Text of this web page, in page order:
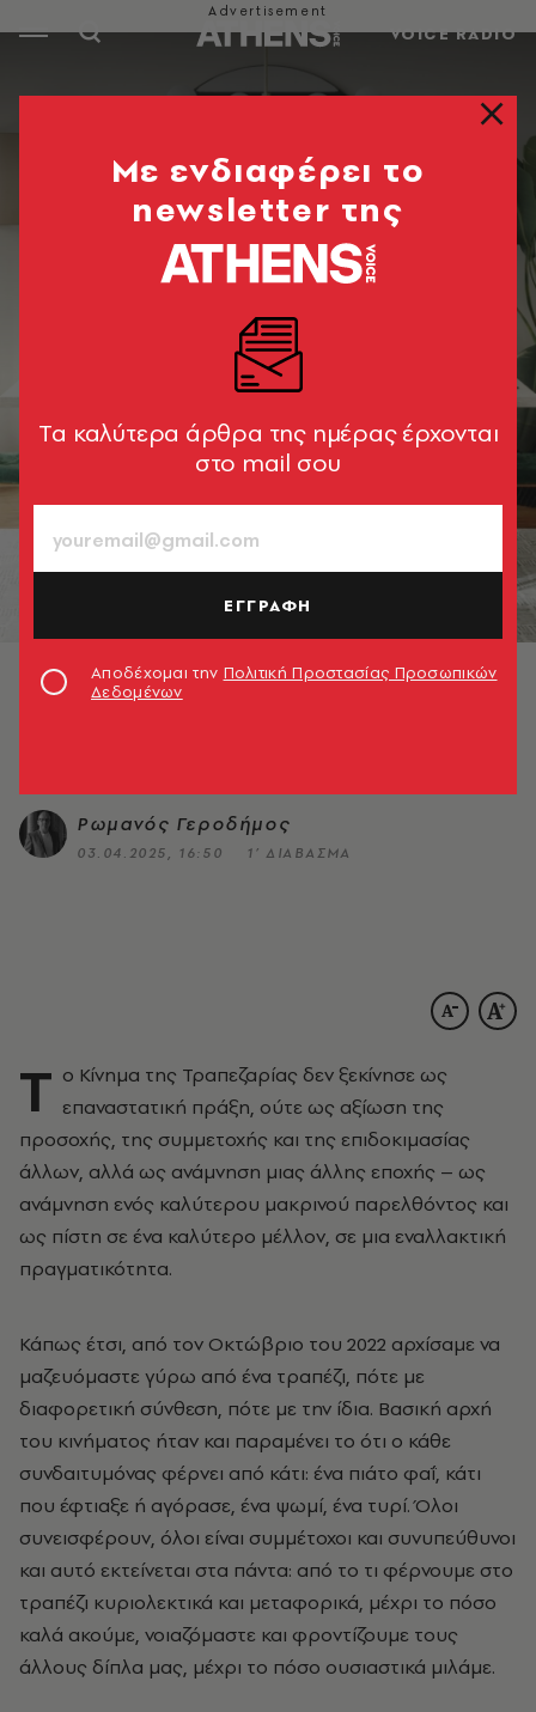
VOICE RADIO
© Unsplash
Το Κίνημα της Τραπεζαρίας: Μια
τριλογία
Ρωμανός Γεροδήμος
03.04.2025, 16:50 1’ ΔΙΑΒΑΣΜΑ
T o Κίνημα της Τραπεζαρίας δεν ξεκίνησε ως
επαναστατική πράξη, ούτε ως αξίωση της
προσοχής, της συμμετοχής και της επιδοκιμασίας
άλλων, αλλά ως ανάμνηση μιας άλλης εποχής – ως
ανάμνηση ενός καλύτερου μακρινού παρελθόντος και
ως πίστη σε ένα καλύτερο μέλλον, σε μια εναλλακτική
πραγματικότητα.
Κάπως έτσι, από τον Οκτώβριο του 2022 αρχίσαμε να
μαζευόμαστε γύρω από ένα τραπέζι, πότε με
διαφορετική σύνθεση, πότε με την ίδια. Βασική αρχή
του κινήματος ήταν και παραμένει το ότι ο κάθε
συνδαιτυμόνας φέρνει από κάτι: ένα πιάτο φαΐ, κάτι
που έφτιαξε ή αγόρασε, ένα ψωμί, ένα τυρί. Όλοι
συνεισφέρουν, όλοι είναι συμμέτοχοι και συνυπεύθυνοι
και αυτό εκτείνεται στα πάντα: από το τι φέρνουμε στο
τραπέζι κυριολεκτικά και μεταφορικά, μέχρι το πόσο
καλά ακούμε, νοιαζόμαστε και φροντίζουμε τους
άλλους δίπλα μας, μέχρι το πόσο ουσιαστικά μιλάμε.
Mε ενδιαφέρει το
newsletter της
Tα καλύτερα άρθρα της ημέρας έρχονται
στο mail σου
ΕΓΓΡΑΦΗ
Αποδέχομαι την Πολιτική Προστασίας Προσωπικών
Δεδομένων